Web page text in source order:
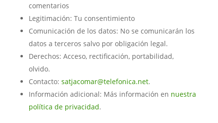
comentarios
Legitimación: Tu consentimiento
Comunicación de los datos: No se comunicarán los
datos a terceros salvo por obligación legal.
Derechos: Acceso, rectificación, portabilidad,
olvido.
Contacto: satjacomar@telefonica.net.
Información adicional: Más información en nuestra
política de privacidad.